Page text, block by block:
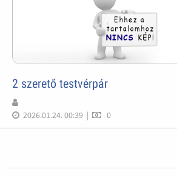
2 szerető testvérpár
2026.01.24. 00:39 | 0